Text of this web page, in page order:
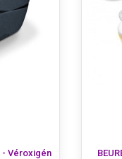
- Véroxigén